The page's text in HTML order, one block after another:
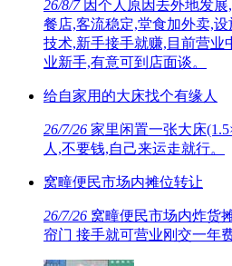
26/8/7因个人原因去外地发
餐店,客流稳定,堂食加外卖,
技术,新手接手就赚,目前营业
业新手,有意可到店面谈。
给自家用的大床找个有缘人
26/7/26 家里闲置一张大床
人,不要钱,自己来运走就行。
窝疃便民市场内摊位转让
26/7/26 窝疃便民市场内炸货
帘门 接手就可营业刚交一年